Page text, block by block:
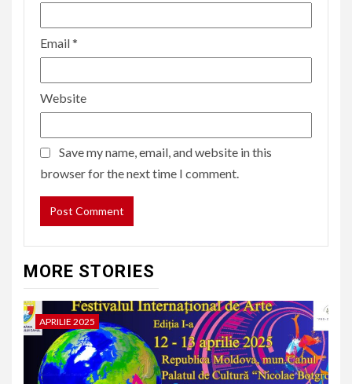
Email*
Website
Save my name, email, and website in this
browser for the next time I comment.
MORE STORIES
APRILIE 2025